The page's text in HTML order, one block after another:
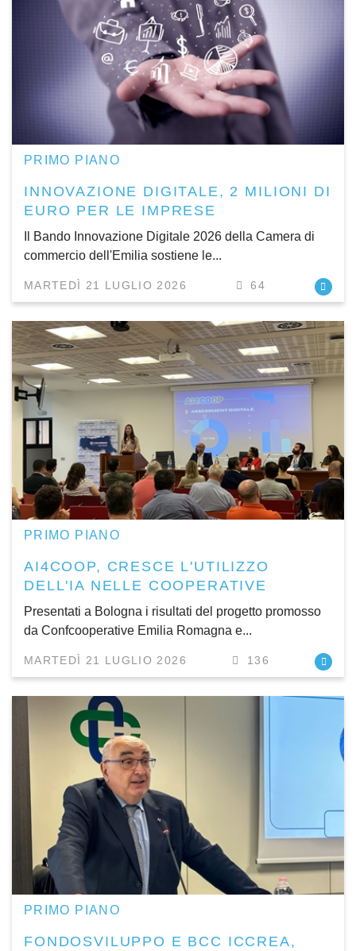
PRIMO PIANO
INNOVAZIONE DIGITALE, 2 MILIONI DI
EURO PER LE IMPRESE
Il Bando Innovazione Digitale 2026 della Camera di
commercio dell'Emilia sostiene le...
MARTEDÌ 21 LUGLIO 2026 64
PRIMO PIANO
AI4COOP, CRESCE L'UTILIZZO
DELL'IA NELLE COOPERATIVE
Presentati a Bologna i risultati del progetto promosso
da Confcooperative Emilia Romagna e...
MARTEDÌ 21 LUGLIO 2026 136
PRIMO PIANO
FONDOSVILUPPO E BCC ICCREA,